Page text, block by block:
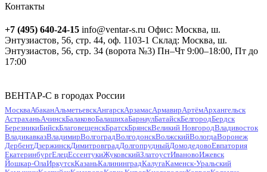
Контакты
+7 (495) 640-24-15 info@ventar-s.ru Офис: Москва, ш.
Энтузиастов, 56, стр. 44, оф. 1103-1 Склад: Москва, ш.
Энтузиастов, 56, стр. 34 (ворота №3) Пн–Чт 9:00–18:00, Пт до
17:00
ВЕНТАР-С в городах России
МоскваАбаканАльметьевскАнгарскАрзамасАрмавирАртёмАрхангельск
АстраханьАчинскБалаковоБалашихаБарнаулБатайскБелгородБердск
БерезникиБийскБлаговещенскБратскБрянскВеликий НовгородВладивосток
ВладикавказВладимирВолгоградВолгодонскВолжскийВологдаВоронеж
ДербентДзержинскДимитровградДолгопрудныйДомодедовоЕвпатория
ЕкатеринбургЕлецЕссентукиЖуковскийЗлатоустИвановоИжевск
Йошкар-ОлаИркутскКазаньКалининградКалугаКаменск-Уральский